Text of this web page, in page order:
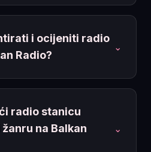
i ocijeniti radio
Radio?
⌄
radio stanicu
na Balkan
⌄